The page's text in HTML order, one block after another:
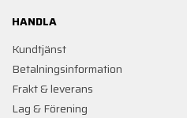
HANDLA
Kundtjänst
Betalningsinformation
Frakt & leverans
Lag & Förening